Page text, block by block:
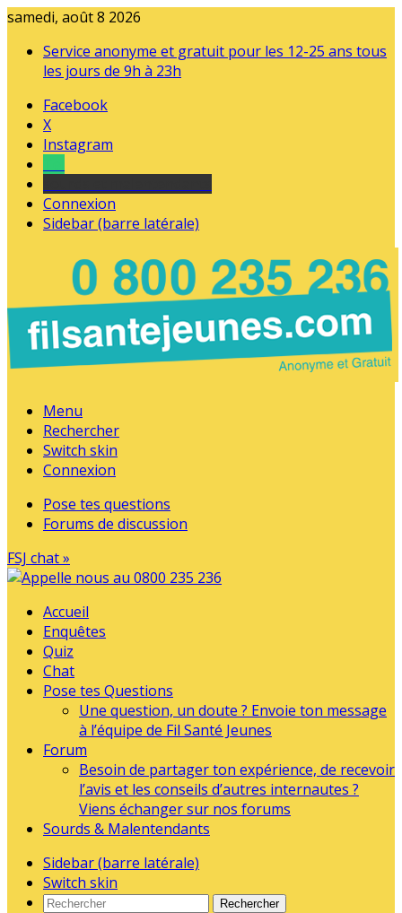
samedi, août 8 2026
Service anonyme et gratuit pour les 12-25 ans tous
les jours de 9h à 23h
Facebook
X
Instagram
Connexion
Sidebar (barre latérale)
Menu
Rechercher
Switch skin
Connexion
Pose tes questions
Forums de discussion
FSJ chat »
Accueil
Enquêtes
Quiz
Chat
Pose tes Questions
Une question, un doute ? Envoie ton message
à l’équipe de Fil Santé Jeunes
Forum
Besoin de partager ton expérience, de recevoir
l’avis et les conseils d’autres internautes ?
Viens échanger sur nos forums
Sourds & Malentendants
Sidebar (barre latérale)
Switch skin
Rechercher